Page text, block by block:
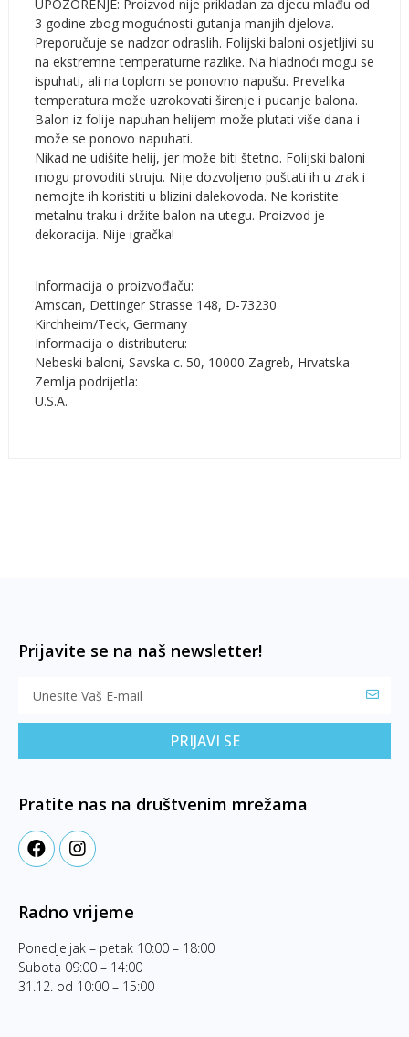
UPOZORENJE: Proizvod nije prikladan za djecu mlađu od
3 godine zbog mogućnosti gutanja manjih djelova.
Preporučuje se nadzor odraslih. Folijski baloni osjetljivi su
na ekstremne temperaturne razlike. Na hladnoći mogu se
ispuhati, ali na toplom se ponovno napušu. Prevelika
temperatura može uzrokovati širenje i pucanje balona.
Balon iz folije napuhan helijem može plutati više dana i
može se ponovo napuhati.
Nikad ne udišite helij, jer može biti štetno. Folijski baloni
mogu provoditi struju. Nije dozvoljeno puštati ih u zrak i
nemojte ih koristiti u blizini dalekovoda. Ne koristite
metalnu traku i držite balon na utegu. Proizvod je
dekoracija. Nije igračka!
Informacija o proizvođaču:
Amscan, Dettinger Strasse 148, D-73230
Kirchheim/Teck, Germany
Informacija o distributeru:
Nebeski baloni, Savska c. 50, 10000 Zagreb, Hrvatska
Zemlja podrijetla:
U.S.A.
Prijavite se na naš newsletter!
PRIJAVI SE
Pratite nas na društvenim mrežama
Radno vrijeme
Ponedjeljak – petak 10:00 – 18:00
Subota 09:00 – 14:00
31.12. od 10:00 – 15:00